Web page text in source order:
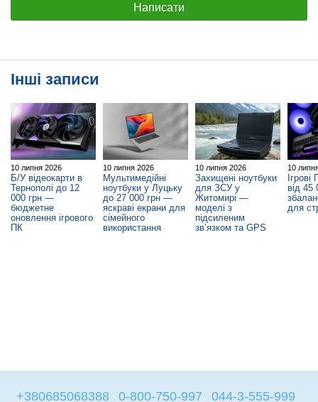
Написати
Інші записи
10 липня 2026
Б/У відеокарти в
Тернополі до 12
000 грн —
бюджетне
оновлення ігрового
ПК
10 липня 2026
Мультимедійні
ноутбуки у Луцьку
до 27 000 грн —
яскраві екрани для
сімейного
використання
10 липня 2026
Захищені ноутбуки
для ЗСУ у
Житомирі —
моделі з
підсиленим
зв’язком та GPS
10
від
для
+380685068388 0-800-750-997 044-3-555-999